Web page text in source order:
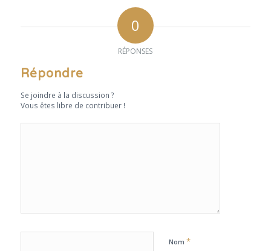
0
RÉPONSES
Répondre
Se joindre à la discussion ?
Vous êtes libre de contribuer !
Nom *